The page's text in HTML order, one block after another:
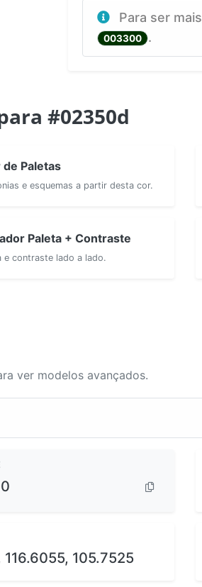
Para ser mais
003300 .
#02350d
Paletas
e esquemas a partir desta cor.
Paleta + Contraste
e contraste lado a lado.
ver modelos avançados.
116.6055, 105.7525